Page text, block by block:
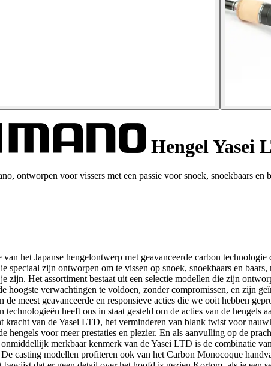
Hengel Yasei
ontworpen voor vissers met een passie voor snoek, snoekbaars
het Japanse hengelontwerp met geavanceerde carbon
speciaal zijn ontworpen om te vissen op snoek, snoekbaars en
zijn. Het assortiment bestaat uit een selectie modellen die zijn
hoogste verwachtingen te voldoen, zonder compromissen, en zijn
de meest geavanceerde en responsieve acties die we ooit hebben
heeft ons in staat gesteld om de acties van de
van de Yasei LTD, het verminderen van blank twist voor
hengels voor meer prestaties en plezier. En als aanvulling op de
merkbaar kenmerk van de Yasei LTD is de combinatie
casting modellen profiteren ook van het Carbon Monocoque